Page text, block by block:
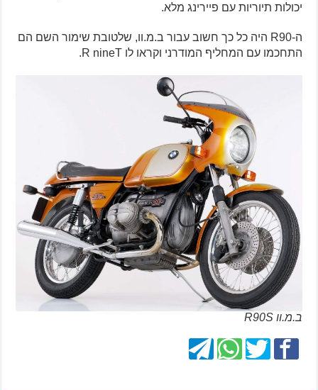
יכולות תיוריות עם פיירינג מלא.
ה-R90 היה כל כך חשוב עבור ב.מ.וו, שלטובת שימור השם הם
התחכמו עם המחליף המודרני וקראו לו R nineT.
ב.מ.וו R90S